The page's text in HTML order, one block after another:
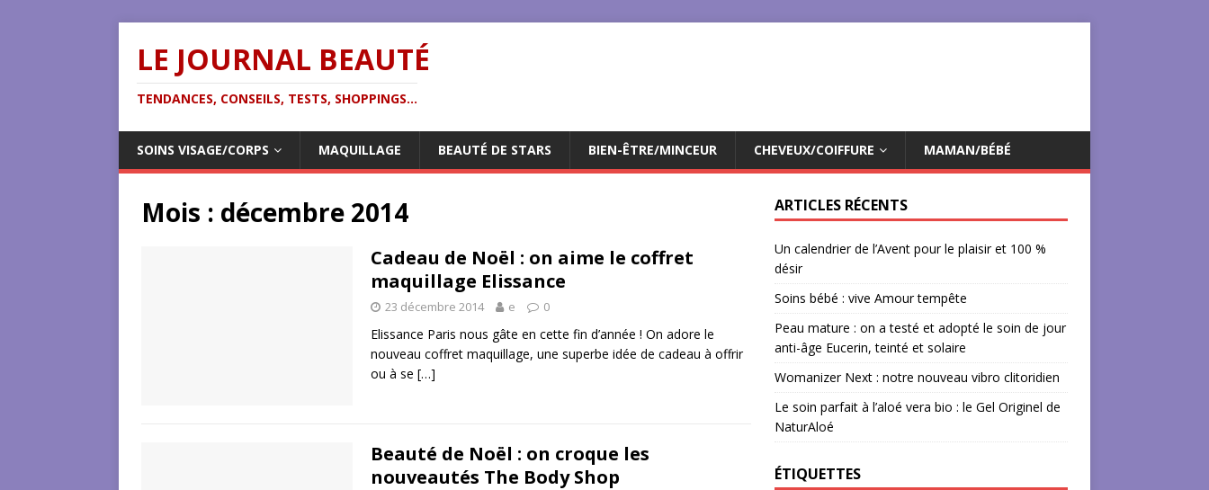
LE JOURNAL BEAUTÉ
TENDANCES, CONSEILS, TESTS, SHOPPINGS...
SOINS VISAGE/CORPS MAQUILLAGE BEAUTÉ DE STARS BIEN-ÊTRE/MINCEUR CHEVEUX/COIFFURE MAMAN/BÉBÉ
Mois : décembre 2014
Cadeau de Noël : on aime le coffret
maquillage Elissance
23 décembre 2014 e 0
Elissance Paris nous gâte en cette fin d’année ! On adore le
nouveau coffret maquillage, une superbe idée de cadeau à offrir
ou à se […]
Beauté de Noël : on croque les
nouveautés The Body Shop
ARTICLES RÉCENTS
Un calendrier de l’Avent pour le plaisir et 100 %
désir
Soins bébé : vive Amour tempête
Peau mature : on a testé et adopté le soin de jour
anti-âge Eucerin, teinté et solaire
Womanizer Next : notre nouveau vibro clitoridien
Le soin parfait à l’aloé vera bio : le Gel Originel de
NaturAloé
ÉTIQUETTES